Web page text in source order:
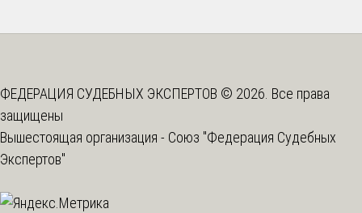
ФЕДЕРАЦИЯ СУДЕБНЫХ ЭКСПЕРТОВ © 2026. Все права
защищены
Вышестоящая организация - Союз "Федерация Судебных
Экспертов"